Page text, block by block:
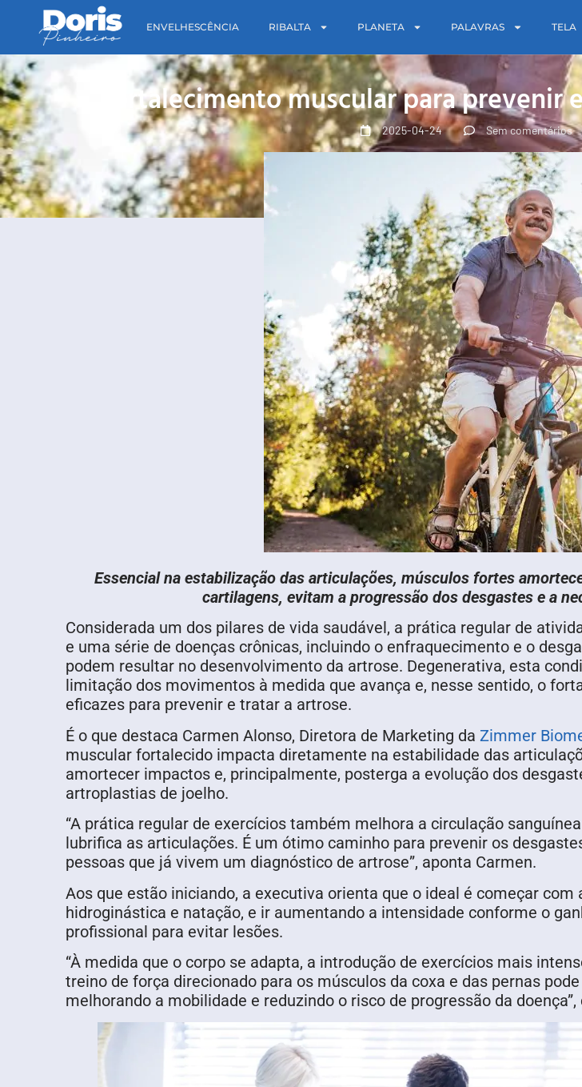
ENVELHESCÊNCIA RIBALTA PLANETA PALAVRAS TELA
Fortalecimento muscular para
2025-04-24 Sem comentários
Essencial na estabilização das articulações, músculos fortes
cartilagens, evitam a progressão dos desgastes e a
Considerada um dos pilares de vida saudável, a prática regular de
e uma série de doenças crônicas, incluindo o enfraquecimento e o
podem resultar no desenvolvimento da artrose. Degenerativa, esta
limitação dos movimentos à medida que avança e, nesse sentido, o
eficazes para prevenir e tratar a artrose.
É o que destaca Carmen Alonso, Diretora de Marketing da Zimmer
muscular fortalecido impacta diretamente na estabilidade das
amortecer impactos e, principalmente, posterga a evolução dos
artroplastias de joelho.
“A prática regular de exercícios também melhora a circulação
lubrifica as articulações. É um ótimo caminho para prevenir os
pessoas que já vivem um diagnóstico de artrose”, aponta Carmen.
Aos que estão iniciando, a executiva orienta que o ideal é começar
hidroginástica e natação, e ir aumentando a intensidade conforme o
profissional para evitar lesões.
“À medida que o corpo se adapta, a introdução de exercícios mais
treino de força direcionado para os músculos da coxa e das pernas
melhorando a mobilidade e reduzindo o risco de progressão da